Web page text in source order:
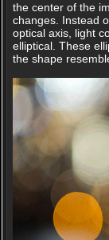
the center of the
changes. Instead
optical axis, light
elliptical. These
the shape